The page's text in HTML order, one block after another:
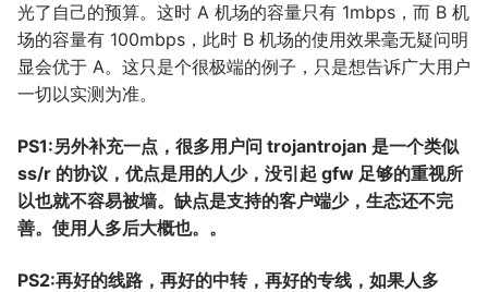
光了自己的预算。这时 A 机场的容量只有 1mbps，而 B 机
场的容量有 100mbps，此时 B 机场的使用效果毫无疑问明
显会优于 A。这只是个很极端的例子，只是想告诉广大用户
一切以实测为准。
PS1:另外补充一点，很多用户问 trojantrojan 是一个类似
ss/r 的协议，优点是用的人少，没引起 gfw 足够的重视所
以也就不容易被墙。缺点是支持的客户端少，生态还不完
善。使用人多后大概也。。
PS2:再好的线路，再好的中转，再好的专线，如果人多